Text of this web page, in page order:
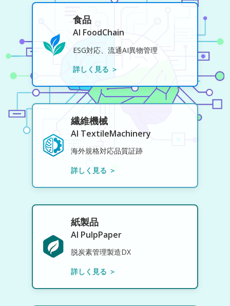
食品
AI FoodChain
ESG対応、流通AI異物管理
詳しく見る ＞
繊維機械
AI TextileMachinery
海外規格対応品質証跡
詳しく見る ＞
紙製品
AI PulpPaper
脱炭素管理製造DX
詳しく見る ＞